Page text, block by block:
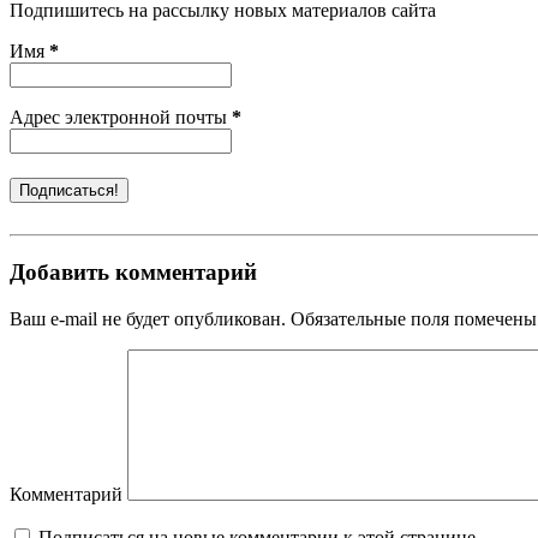
Подпишитесь на рассылку новых материалов сайта
Имя *
Адрес электронной почты *
Добавить комментарий
Ваш e-mail не будет опубликован. Обязательные поля
Комментарий